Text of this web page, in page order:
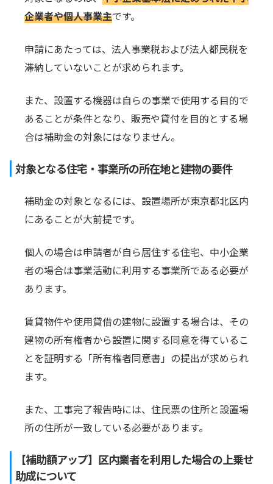
企業者や個人事業主です。
申請にあたっては、法人事業税および法人都民税を
滞納していないことが求められます。
また、設置する機器は自らの事業で使用する目的で
あることが条件となり、販売や貸付を目的とする場
合は補助金の対象にはなりません。
対象となる住宅・事業所の所在地と建物の要件
補助金の対象となるには、設置場所が東京都北区内
にあることが大前提です。
個人の場合は申請者が自ら居住する住宅、中小企業
者の場合は事業活動に利用する事業所である必要が
あります。
賃貸物件や使用貸借の建物に設置する場合は、その
建物の所有権者から設置に関する同意を得ているこ
とを証明する「所有権者同意書」の提出が求められ
ます。
また、工事完了報告時には、住民票の住所と設置場
所の住所が一致している必要があります。
【補助額アップ】区内業者を利用した場合の上乗せ
助成について